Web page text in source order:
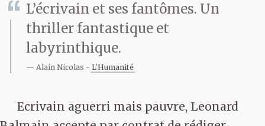
L’écrivain et ses fantômes. Un
thriller fantastique et
labyrinthique.
Alain Nicolas L'Humanité
Ecrivain aguerri mais pauvre, Leonard